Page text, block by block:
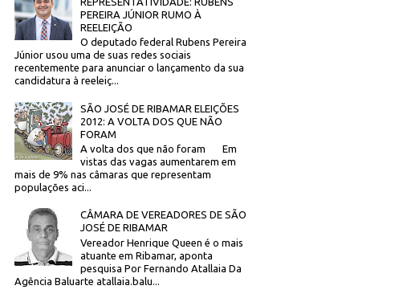
PEREIRA JÚNIOR RUMO À
REELEIÇÃO
O deputado federal Rubens Pereira
Júnior usou uma de suas redes sociais
recentemente para anunciar o lançamento da sua
candidatura à reeleiç...
SÃO JOSÉ DE RIBAMAR ELEIÇÕES
2012: A VOLTA DOS QUE NÃO
FORAM
A volta dos que não foram Em
vistas das vagas aumentarem em
mais de 9% nas câmaras que representam
populações aci...
CÂMARA DE VEREADORES DE SÃO
JOSÉ DE RIBAMAR
Vereador Henrique Queen é o mais
atuante em Ribamar, aponta
pesquisa Por Fernando Atallaia Da
Agência Baluarte atallaia.balu...